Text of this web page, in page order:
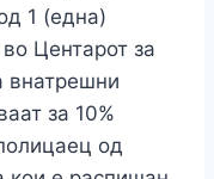
1 (една)
Центарот за
внатрешни
за 10%
од